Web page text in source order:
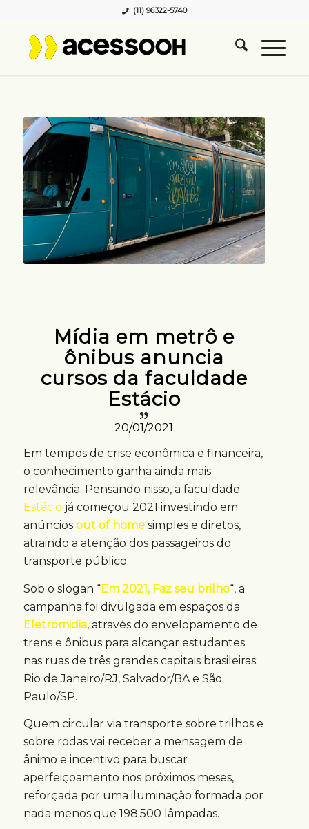
(11) 96322-5740
Mídia em metrô e
ônibus anuncia
cursos da faculdade
Estácio
20/01/2021
Em tempos de crise econômica e financeira,
o conhecimento ganha ainda mais
relevância. Pensando nisso, a faculdade
Estácio já começou 2021 investindo em
anúncios out of homesimples e diretos,
atraindo a atenção dos passageiros do
transporte público.
Sob o slogan “Em 2021, Faz seu brilho“, a
campanha foi divulgada em espaços da
Eletromidia, através do envelopamento de
trens e ônibus para alcançar estudantes
nas ruas de três grandes capitais brasileiras:
Rio de Janeiro/RJ, Salvador/BA e São
Paulo/SP.
Quem circular via transporte sobre trilhos e
sobre rodas vai receber a mensagem de
ânimo e incentivo para buscar
aperfeiçoamento nos próximos meses,
reforçada por uma iluminação formada por
nada menos que 198.500 lâmpadas.